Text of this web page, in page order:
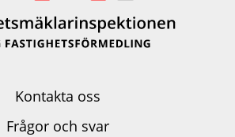
Kontakta oss
Frågor och svar